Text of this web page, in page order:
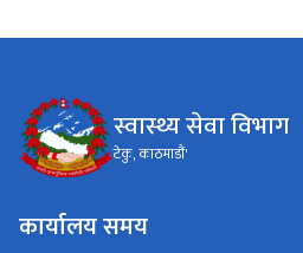
स्वास्थ्य सेवा विभाग
टेकु, काठमाडौं'
कार्यालय समय